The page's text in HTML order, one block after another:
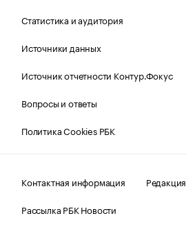
Статистика и аудитория
Источники данных
Источник отчетности Контур.Фокус
Вопросы и ответы
Политика Cookies РБК
Контактная информация
Редакция
Рассылка РБК Новости